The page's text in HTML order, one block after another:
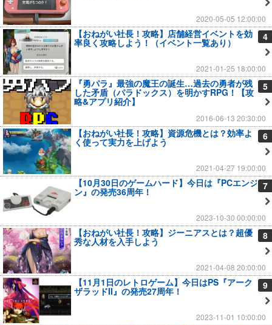
2020-05-05 12:00:00
4
【おねがい社長！攻略】店舗経営イベントを効
率良く攻略しよう！（イベント一覧あり）
2021-01-25 18:00:00
5
『勇パラ』最強の魔王の誕生…過去の勇者が残
した矛盾（パラドックス）を明かすRPG！【攻
略&アプリ紹介】
2016-06-13 20:30:00
6
【おねがい社長！攻略】資源危機とは？効率よ
く使って実力を上げよう
2021-04-27 19:00:00
7
【10月30日のゲームハード】今日は『PCエンジ
ン』の発売36周年！
2023-10-30 00:00:00
8
【おねがい社長！攻略】ジーニアスとは？超優
秀な人材を入手しよう
2021-04-08 20:00:00
9
【11月1日のレトロゲーム】今日はPS『アーク
ザラッドII』の発売27周年！
2023-11-01 10:00:00